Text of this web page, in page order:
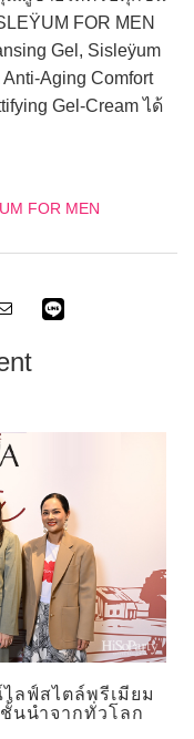
FOR MEN
Gel, Sisleÿum
Aging Comfort
Gel-Cream ได้
FOR MEN
ไลฟ์สไตล์พรีเมียม
นนำจากทั่วโลก